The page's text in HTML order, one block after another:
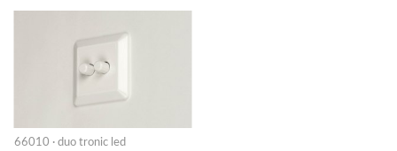
66010 · duo tronic led